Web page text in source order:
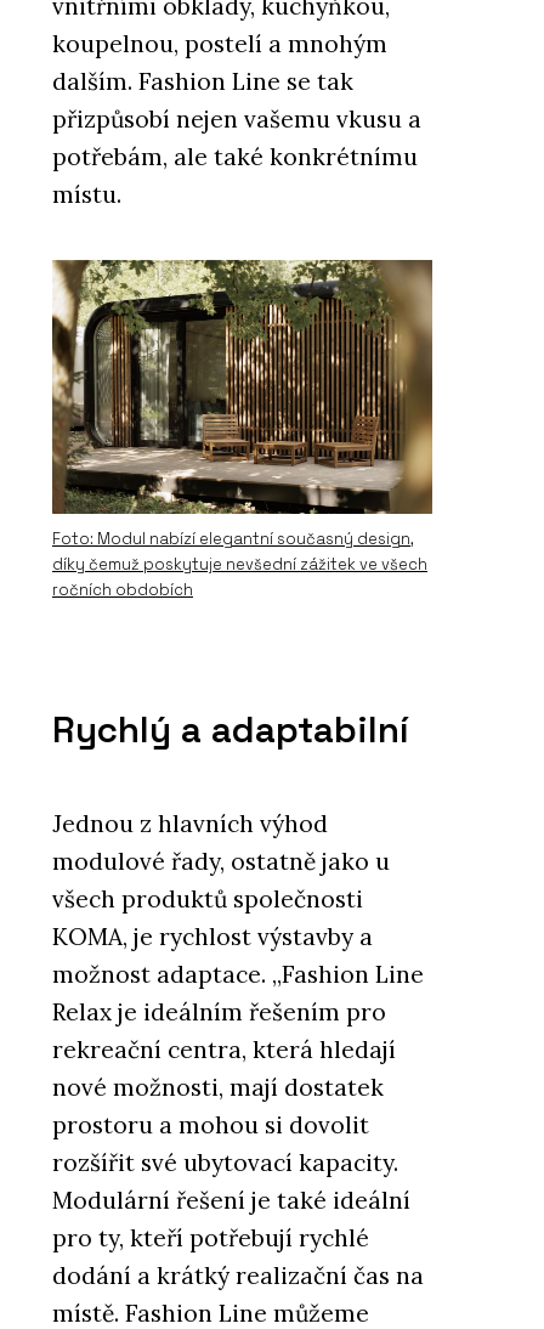
vnitřními obklady, kuchyňkou,
koupelnou, postelí a mnohým
dalším. Fashion Line se tak
přizpůsobí nejen vašemu vkusu a
potřebám, ale také konkrétnímu
místu.
Foto: Modul nabízí elegantní současný design,
díky čemuž poskytuje nevšední zážitek ve všech
ročních obdobích
Rychlý a adaptabilní
Jednou z hlavních výhod
modulové řady, ostatně jako u
všech produktů společnosti
KOMA, je rychlost výstavby a
možnost adaptace. „Fashion Line
Relax je ideálním řešením pro
rekreační centra, která hledají
nové možnosti, mají dostatek
prostoru a mohou si dovolit
rozšířit své ubytovací kapacity.
Modulární řešení je také ideální
pro ty, kteří potřebují rychlé
dodání a krátký realizační čas na
místě. Fashion Line můžeme